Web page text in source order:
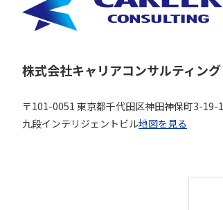
株式会社キャリアコンサルティング
〒101-0051 東京都千代田区神田神保町3-19-1
九段インテリジェントビル地図を見る